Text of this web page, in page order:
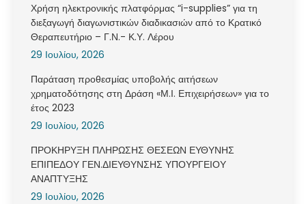
Χρήση ηλεκτρονικής πλατφόρμας “i-supplies” για τη
διεξαγωγή διαγωνιστικών διαδικασιών από το Κρατικό
Θεραπευτήριο – Γ.Ν.- Κ.Υ. Λέρου
29 Ιουλίου, 2026
Παράταση προθεσμίας υποβολής αιτήσεων
χρηματοδότησης στη Δράση «Μ.Ι. Επιχειρήσεων» για το
έτος 2023
29 Ιουλίου, 2026
ΠΡΟΚΗΡΥΞΗ ΠΛΗΡΩΣΗΣ ΘΕΣΕΩΝ ΕΥΘΥΝΗΣ
ΕΠΙΠΕΔΟΥ ΓΕΝ.ΔΙΕΥΘΥΝΣΗΣ ΥΠΟΥΡΓΕΙΟΥ
ΑΝΑΠΤΥΞΗΣ
29 Ιουλίου, 2026